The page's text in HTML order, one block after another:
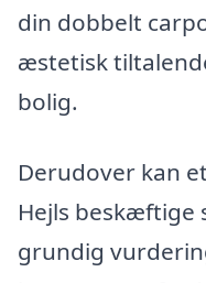
din dobbelt
æstetisk
bolig.
Derudover kan
Hejls beskæftige
grundig